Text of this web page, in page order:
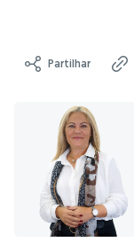
Partilhar